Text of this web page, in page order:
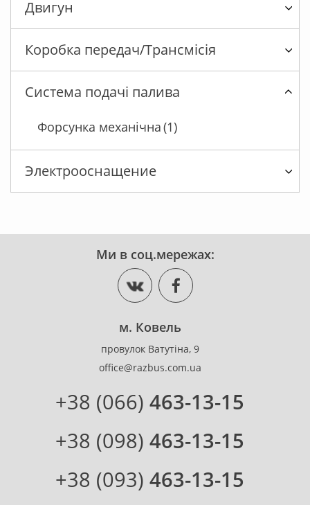
Двигун
Коробка передач/Трансмісія
Система подачі палива
Форсунка механічна(1)
Электрооснащение
Ми в соц.мережах:
м. Ковель
провулок Ватутіна, 9
office@razbus.com.ua
+38 (066) 463-13-15
+38 (098) 463-13-15
+38 (093) 463-13-15